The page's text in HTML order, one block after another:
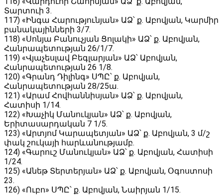
Տարտուի 3․
117) «Ինգա Հարությունյան» ԱՁ՝ ք․ Աբովյան, Կարմիր
բանակայինների 3/7․
118) «Սոնյա Բանուչյան Ցոլակի» ԱՁ՝ ք․ Աբովյան,
Հանրապետության 26/1/7․
119) «Վյաչեսլավ Բեգլարյան» ԱՁ՝ Աբովյան,
Հանրապետության 26 1/8․
120) «Գրանդ Դիլինգ» ՍՊԸ՝ ք․ Աբովյան,
Հանրապետության 28/25ա․
121) «Արամ Հովհաննիսյան» ԱՁ՝ ք․ Աբովյան,
Հատիսի 1/14․
122) «Խաչիկ Մանուկյան» ԱՁ՝ ք․ Աբովյան,
Երիտասարդական 7 1/5․
123) «Արտյոմ Կարապետյան» ԱՁ՝ ք․ Աբովյան, 3 մ/շ
փակ շուկայի հարևանությամբ․
124) «Գարուշ Մանուկյան» ԱՁ՝ ք․ Աբովյան, Հատիսի
1/24․
125) «Անեթ Տերտերյան» ԱՁ՝ ք․ Աբովյան, Օգոստոսի
23․
126) «Ուբո» ՍՊԸ՝ ք․ Աբովյան, Նաիրյան 1/15․